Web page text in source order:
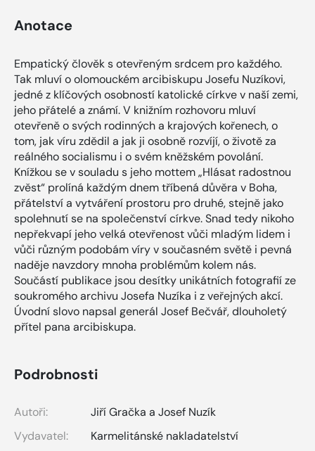
Anotace
Empatický člověk s otevřeným srdcem pro každého.
Tak mluví o olomouckém arcibiskupu Josefu Nuzíkovi,
jedné z klíčových osobností katolické církve v naší zemi,
jeho přátelé a známí. V knižním rozhovoru mluví
otevřeně o svých rodinných a krajových kořenech, o
tom, jak víru zdědil a jak ji osobně rozvíjí, o životě za
reálného socialismu i o svém kněžském povolání.
Knížkou se v souladu s jeho mottem „Hlásat radostnou
zvěst“ prolíná každým dnem tříbená důvěra v Boha,
přátelství a vytváření prostoru pro druhé, stejně jako
spolehnutí se na společenství církve. Snad tedy nikoho
nepřekvapí jeho velká otevřenost vůči mladým lidem i
vůči různým podobám víry v současném světě i pevná
naděje navzdory mnoha problémům kolem nás.
Součástí publikace jsou desítky unikátních fotografií ze
soukromého archivu Josefa Nuzíka i z veřejných akcí.
Úvodní slovo napsal generál Josef Bečvář, dlouholetý
přítel pana arcibiskupa.
Podrobnosti
Autoři:
Jiří Gračka a Josef Nuzík
Vydavatel:
Karmelitánské nakladatelství